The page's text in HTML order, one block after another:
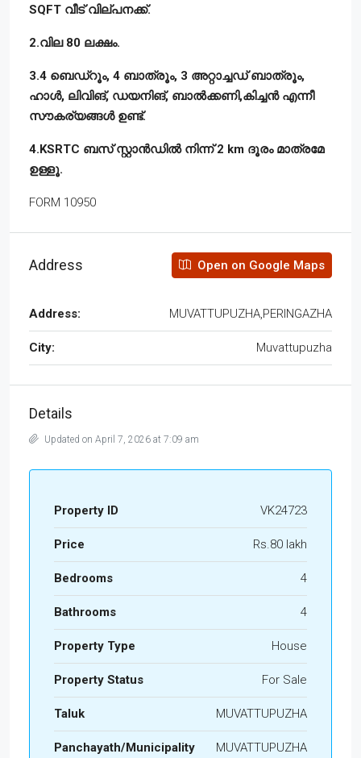
SQFT വീട് വില്പനക്ക്.
2.വില 80 ലക്ഷം.
3.4 ബെഡ്‌റൂം, 4 ബാത്രൂം, 3 അറ്റാച്ചഡ് ബാത്രൂം,
ഹാൾ, ലിവിങ്, ഡയനിങ്, ബാൽക്കണി,കിച്ചൻ എന്നീ
സൗകര്യങ്ങൾ ഉണ്ട്.
4.KSRTC ബസ് സ്റ്റാൻഡിൽ നിന്ന് 2 km ദൂരം മാത്രമേ
ഉള്ളൂ.
FORM 10950
Address Open on Google Maps
Address: MUVATTUPUZHA,PERINGAZHA
City: Muvattupuzha
Details
Updated on April 7, 2026 at 7:09 am
Property ID VK24723
Price Rs.80 lakh
Bedrooms 4
Bathrooms 4
Property Type House
Property Status For Sale
Taluk MUVATTUPUZHA
Panchayath/Municipality MUVATTUPUZHA